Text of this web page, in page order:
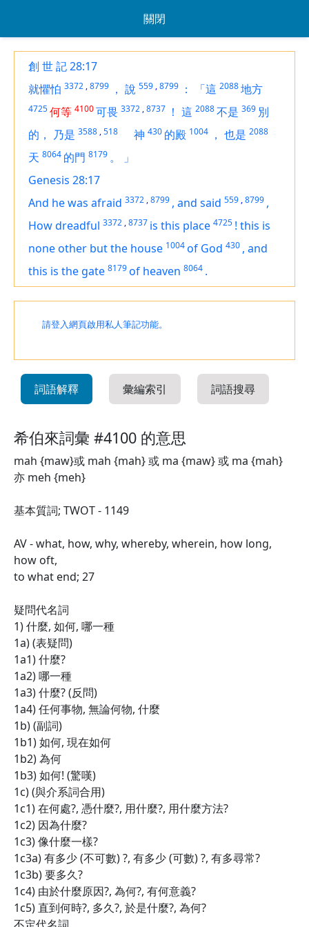
關閉
創 世 記 28:17
就懼怕 3372 ,8799 ， 說 559 ,8799 ： 「這 2088地方
4725何等 4100可畏 3372 ,8737 ！ 這 2088不是 369 別
的， 乃是 3588 ,518 神 430 的殿 1004 ， 也是 2088
天 8064 的門 8179 。
」
Genesis 28:17
And he was afraid 3372 ,8799 , and said 559 ,8799 ,
How dreadful 3372 ,8737 is this place 4725 ! this is
none other but the house 1004of God 430 , and
this is the gate 8179of heaven 8064 .
請登入網頁啟用私人筆記功能。
詞語解釋 彙編索引 詞語搜尋
希伯來詞彙 #4100 的意思
mah {maw}或 mah {mah} 或 ma {maw} 或 ma {mah}
亦 meh {meh}
基本質詞; TWOT - 1149
AV - what, how, why, whereby, wherein, how long,
how oft,
to what end; 27
疑問代名詞
1) 什麼, 如何, 哪一種
1a) (表疑問)
1a1) 什麼?
1a2) 哪一種
1a3) 什麼? (反問)
1a4) 任何事物, 無論何物, 什麼
1b) (副詞)
1b1) 如何, 現在如何
1b2) 為何
1b3) 如何! (驚嘆)
1c) (與介系詞合用)
1c1) 在何處?, 憑什麼?, 用什麼?, 用什麼方法?
1c2) 因為什麼?
1c3) 像什麼一樣?
1c3a) 有多少 (不可數) ?, 有多少 (可數) ?, 有多尋常?
1c3b) 要多久?
1c4) 由於什麼原因?, 為何?, 有何意義?
1c5) 直到何時?, 多久?, 於是什麼?, 為何?